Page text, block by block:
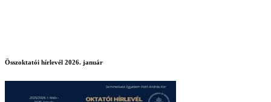
Összoktatói hírlevél 2026. január